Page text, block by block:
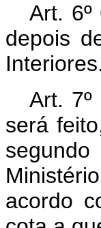
Art.
depois
Interiores.
Art.
será
acordo